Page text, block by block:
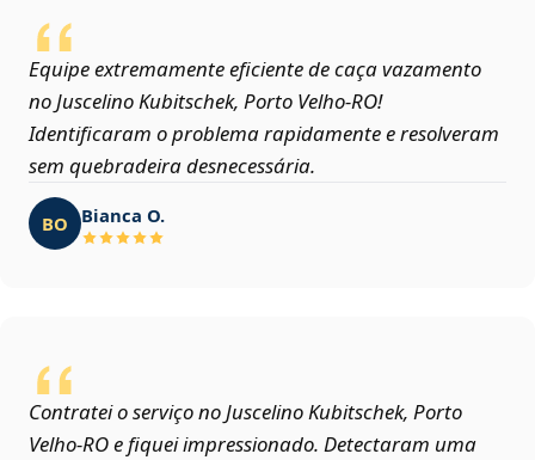
Equipe extremamente eficiente de caça vazamento
no Juscelino Kubitschek, Porto Velho‑RO!
Identificaram o problema rapidamente e resolveram
sem quebradeira desnecessária.
BO Bianca O.
Contratei o serviço no Juscelino Kubitschek, Porto
Velho‑RO e fiquei impressionado. Detectaram uma